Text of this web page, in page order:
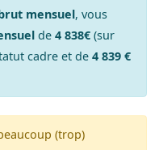
mensuel, vous
de 4 838€(sur
cadre et de 4 839 €
(trop)